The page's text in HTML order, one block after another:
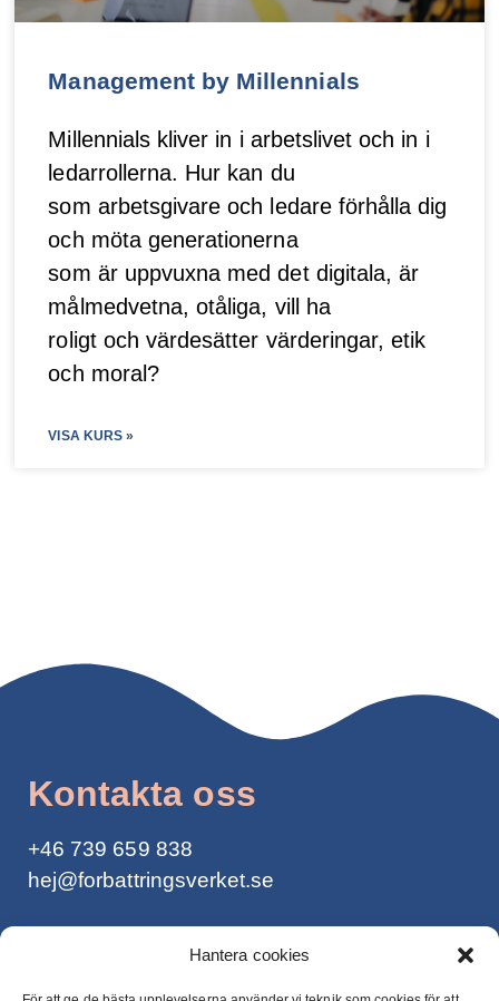
Hantera cookies
Management by Millennials
Millennials kliver in i arbetslivet och in i
ledarrollerna. Hur kan du
som arbetsgivare och ledare förhålla dig
och möta generationerna
som är uppvuxna med det digitala, är
målmedvetna, otåliga, vill ha
roligt och värdesätter värderingar, etik
och moral?
VISA KURS »
Kontakta oss
+46 739 659 838
hej@forbattringsverket.se
Integritetspolicy >